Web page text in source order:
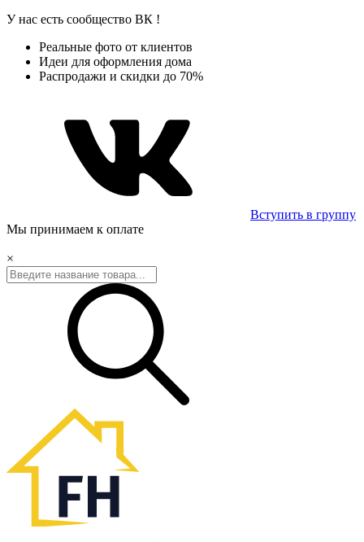
У нас есть сообщество ВК !
Реальные фото от клиентов
Идеи для оформления дома
Распродажи и скидки до 70%
Вступить в группу
Мы принимаем к оплате
×